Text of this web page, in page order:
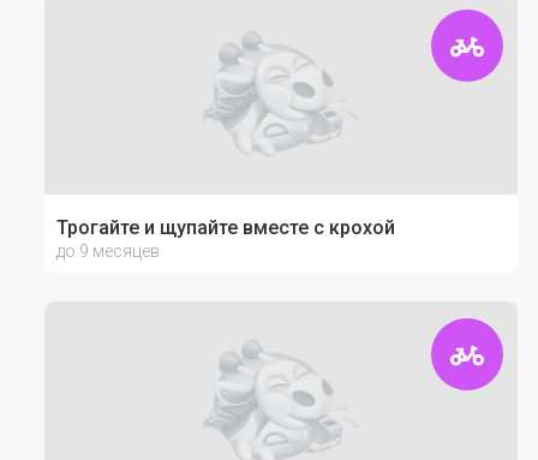
Трогайте и щупайте вместе с крохой
до 9 месяцев